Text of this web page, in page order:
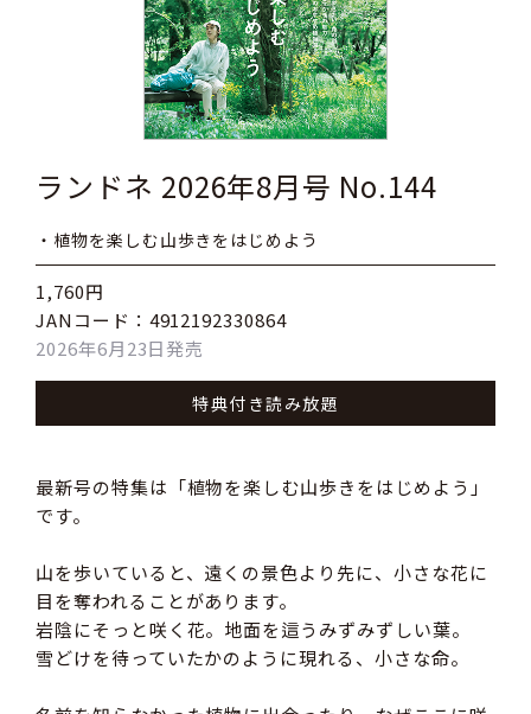
ランドネ 2026年8月号 No.144
・植物を楽しむ山歩きをはじめよう
1,760円
JANコード：4912192330864
2026年6月23日発売
特典付き読み放題
最新号の特集は「植物を楽しむ山歩きをはじめよう」
です。
山を歩いていると、遠くの景色より先に、小さな花に
目を奪われることがあります。
岩陰にそっと咲く花。地面を這うみずみずしい葉。
雪どけを待っていたかのように現れる、小さな命。